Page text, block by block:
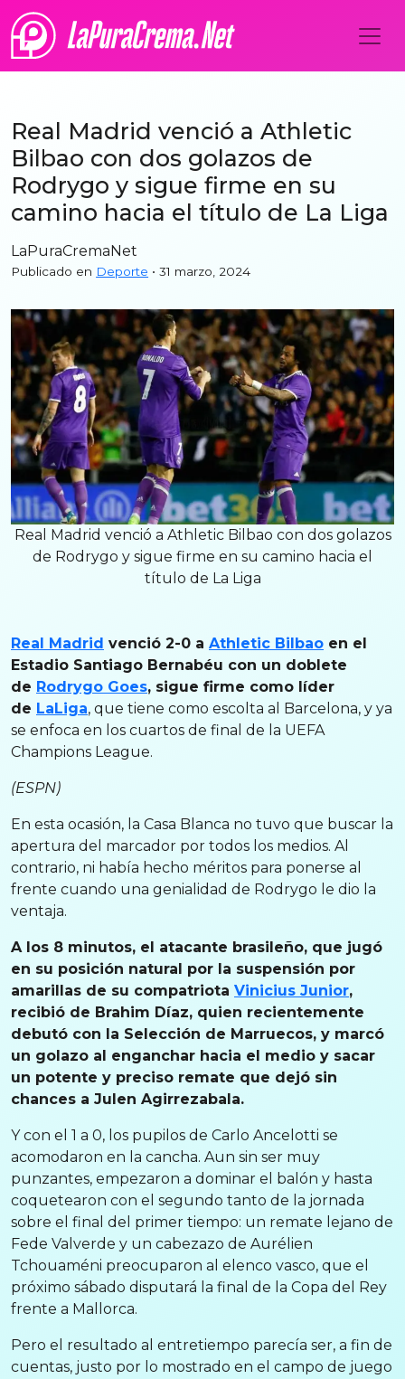
Real Madrid venció a Athletic
Bilbao con dos golazos de
Rodrygo y sigue firme en su
camino hacia el título de La Liga
LaPuraCremaNet
Publicado en Deporte • 31 marzo, 2024
Real Madrid venció a Athletic Bilbao con dos golazos
de Rodrygo y sigue firme en su camino hacia el
título de La Liga
Real Madrid venció 2-0 a Athletic Bilbao en el
Estadio Santiago Bernabéu con un doblete
de Rodrygo Goes, sigue firme como líder
de LaLiga, que tiene como escolta al Barcelona, y ya
se enfoca en los cuartos de final de la UEFA
Champions League.
(ESPN)
En esta ocasión, la Casa Blanca no tuvo que buscar la
apertura del marcador por todos los medios. Al
contrario, ni había hecho méritos para ponerse al
frente cuando una genialidad de Rodrygo le dio la
ventaja.
A los 8 minutos, el atacante brasileño, que jugó
en su posición natural por la suspensión por
amarillas de su compatriota Vinicius Junior,
recibió de Brahim Díaz, quien recientemente
debutó con la Selección de Marruecos, y marcó
un golazo al enganchar hacia el medio y sacar
un potente y preciso remate que dejó sin
chances a Julen Agirrezabala.
Y con el 1 a 0, los pupilos de Carlo Ancelotti se
acomodaron en la cancha. Aun sin ser muy
punzantes, empezaron a dominar el balón y hasta
coquetearon con el segundo tanto de la jornada
sobre el final del primer tiempo: un remate lejano de
Fede Valverde y un cabezazo de Aurélien
Tchouaméni preocuparon al elenco vasco, que el
próximo sábado disputará la final de la Copa del Rey
frente a Mallorca.
Pero el resultado al entretiempo parecía ser, a fin de
cuentas, justo por lo mostrado en el campo de juego